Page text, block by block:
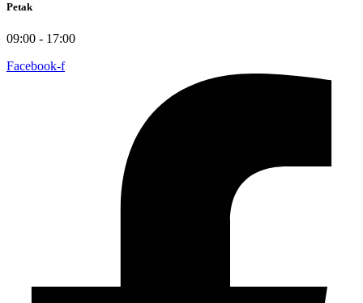
Petak
09:00 - 17:00
Facebook-f